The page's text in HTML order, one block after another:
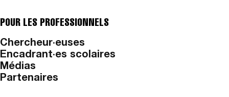
POUR LES PROFESSIONNELS
Chercheur·euses
Encadrant·es scolaires
Médias
Partenaires